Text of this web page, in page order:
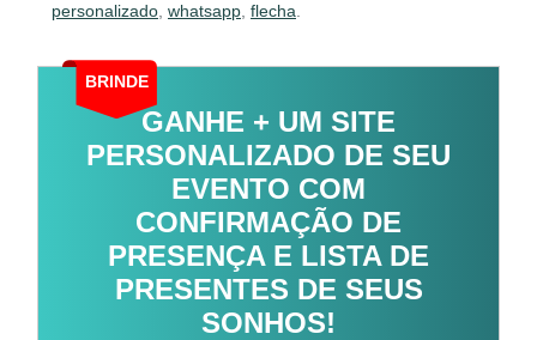
personalizado whatsapp flecha
BRINDE
GANHE + UM SITE
PERSONALIZADO DE SEU
EVENTO COM
CONFIRMAÇÃO DE
PRESENÇA E LISTA DE
PRESENTES DE SEUS
SONHOS!